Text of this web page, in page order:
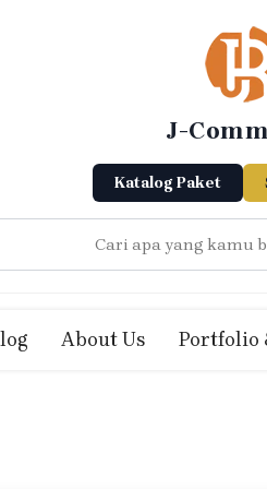
J-
Katalog Paket
About Us Portfolio